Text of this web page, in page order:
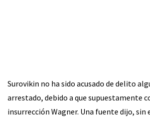
Surovikin no ha sido acusado de delito
arrestado, debido a que supuestamente
insurrección Wagner. Una fuente dijo, sin